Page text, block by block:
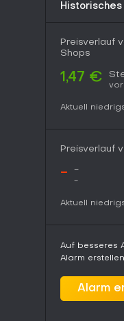
2025, liegt das Spiel stabil
Preisverlauf
Shops
1,47 €
vor
Aktuell
Preisverlauf
- -
-
Aktuell
Auf besseres
Alarm
Alarm